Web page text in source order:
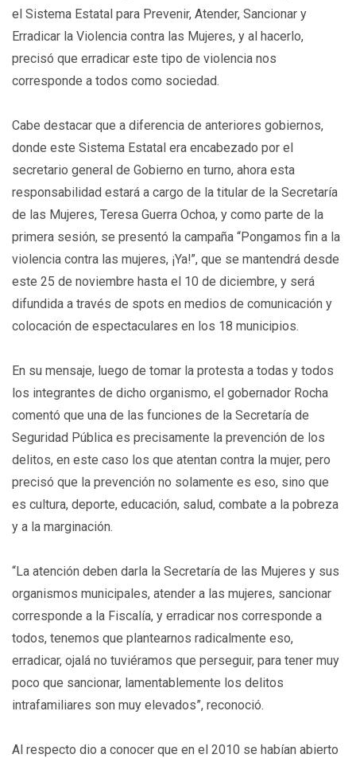
el Sistema Estatal para Prevenir, Atender, Sancionar y
Erradicar la Violencia contra las Mujeres, y al hacerlo,
precisó que erradicar este tipo de violencia nos
corresponde a todos como sociedad.
Cabe destacar que a diferencia de anteriores gobiernos,
donde este Sistema Estatal era encabezado por el
secretario general de Gobierno en turno, ahora esta
responsabilidad estará a cargo de la titular de la Secretaría
de las Mujeres, Teresa Guerra Ochoa, y como parte de la
primera sesión, se presentó la campaña “Pongamos fin a la
violencia contra las mujeres, ¡Ya!”, que se mantendrá desde
este 25 de noviembre hasta el 10 de diciembre, y será
difundida a través de spots en medios de comunicación y
colocación de espectaculares en los 18 municipios.
En su mensaje, luego de tomar la protesta a todas y todos
los integrantes de dicho organismo, el gobernador Rocha
comentó que una de las funciones de la Secretaría de
Seguridad Pública es precisamente la prevención de los
delitos, en este caso los que atentan contra la mujer, pero
precisó que la prevención no solamente es eso, sino que
es cultura, deporte, educación, salud, combate a la pobreza
y a la marginación.
“La atención deben darla la Secretaría de las Mujeres y sus
organismos municipales, atender a las mujeres, sancionar
corresponde a la Fiscalía, y erradicar nos corresponde a
todos, tenemos que plantearnos radicalmente eso,
erradicar, ojalá no tuviéramos que perseguir, para tener muy
poco que sancionar, lamentablemente los delitos
intrafamiliares son muy elevados”, reconoció.
Al respecto dio a conocer que en el 2010 se habían abierto